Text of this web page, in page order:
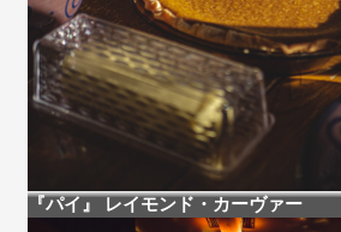
『パイ』 レイモンド・カーヴァー